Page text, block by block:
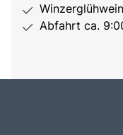
Abfahrt ca.